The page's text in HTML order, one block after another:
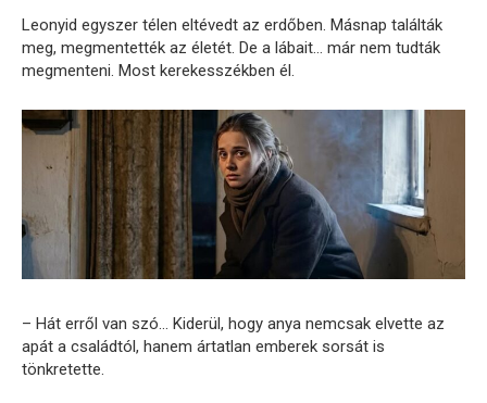
Leonyid egyszer télen eltévedt az erdőben. Másnap találták
meg, megmentették az életét. De a lábait… már nem tudták
megmenteni. Most kerekesszékben él.
– Hát erről van szó… Kiderül, hogy anya nemcsak elvette az
apát a családtól, hanem ártatlan emberek sorsát is
tönkretette.